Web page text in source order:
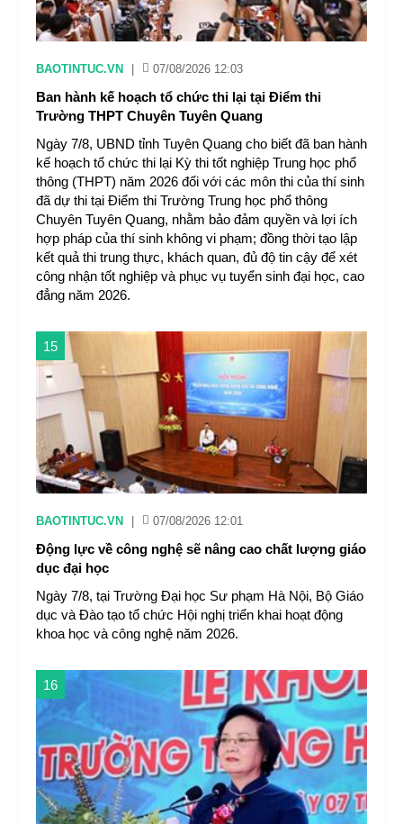
BAOTINTUC.VN 07/08/2026 12:03
Ban hành kế hoạch tổ chức thi lại tại Điểm thi
Trường THPT Chuyên Tuyên Quang
Ngày 7/8, UBND tỉnh Tuyên Quang cho biết đã ban hành
kế hoạch tổ chức thi lại Kỳ thi tốt nghiệp Trung học phổ
thông (THPT) năm 2026 đối với các môn thi của thí sinh
đã dự thi tại Điểm thi Trường Trung học phổ thông
Chuyên Tuyên Quang, nhằm bảo đảm quyền và lợi ích
hợp pháp của thí sinh không vi phạm; đồng thời tạo lập
kết quả thi trung thực, khách quan, đủ độ tin cậy để xét
công nhận tốt nghiệp và phục vụ tuyển sinh đại học, cao
đẳng năm 2026.
15
BAOTINTUC.VN 07/08/2026 12:01
Động lực về công nghệ sẽ nâng cao chất lượng giáo
dục đại học
Ngày 7/8, tại Trường Đại học Sư phạm Hà Nội, Bộ Giáo
dục và Đào tạo tổ chức Hội nghị triển khai hoạt động
khoa học và công nghệ năm 2026.
16